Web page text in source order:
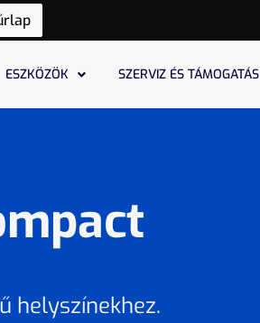
ESZKÖZÖK SZERVIZ ÉS TÁMOGATÁS
helyszínekhez.